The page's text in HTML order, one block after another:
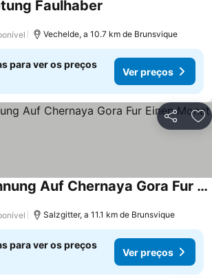
Faulhaber
Vechelde, a 10.7 km de Brunsvique
para ver os preços
Ver preços
Partilhar
3-zimmer-wohnung Auf Chernaya Gora Fur Einen Monat
Salzgitter, a 11.1 km de Brunsvique
para ver os preços
Ver preços